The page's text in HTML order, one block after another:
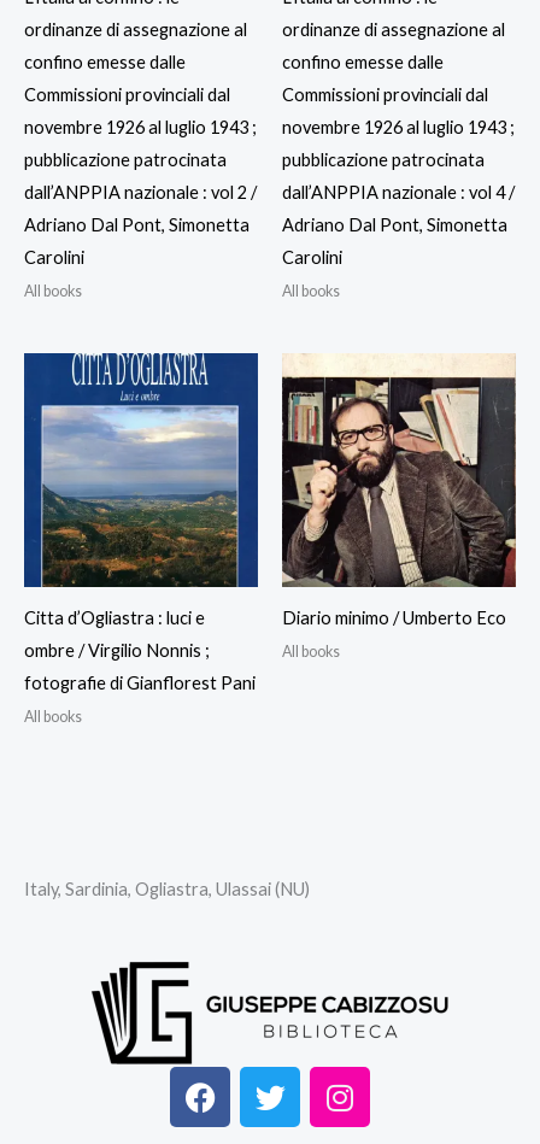
ordinanze di assegnazione al
confino emesse dalle
Commissioni provinciali dal
novembre 1926 al luglio 1943 ;
pubblicazione patrocinata
dall’ANPPIA nazionale : vol 2 /
Adriano Dal Pont, Simonetta
Carolini
All books
ordinanze di assegnazione al
confino emesse dalle
Commissioni provinciali dal
novembre 1926 al luglio 1943 ;
pubblicazione patrocinata
dall’ANPPIA nazionale : vol 4 /
Adriano Dal Pont, Simonetta
Carolini
All books
Citta d’Ogliastra : luci e
ombre / Virgilio Nonnis ;
fotografie di Gianflorest Pani
All books
Diario minimo / Umberto Eco
All books
Italy, Sardinia, Ogliastra, Ulassai (NU)
F
a
T
w
I
n